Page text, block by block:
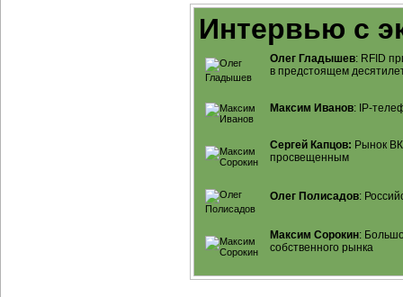
Интервью с
Олег Гладышев: RFID
в предстоящем
Максим Иванов: IP-
Сергей Капцов: Рынок
просвещенным
Олег Полисадов:
Максим Сорокин:
собственного рынка